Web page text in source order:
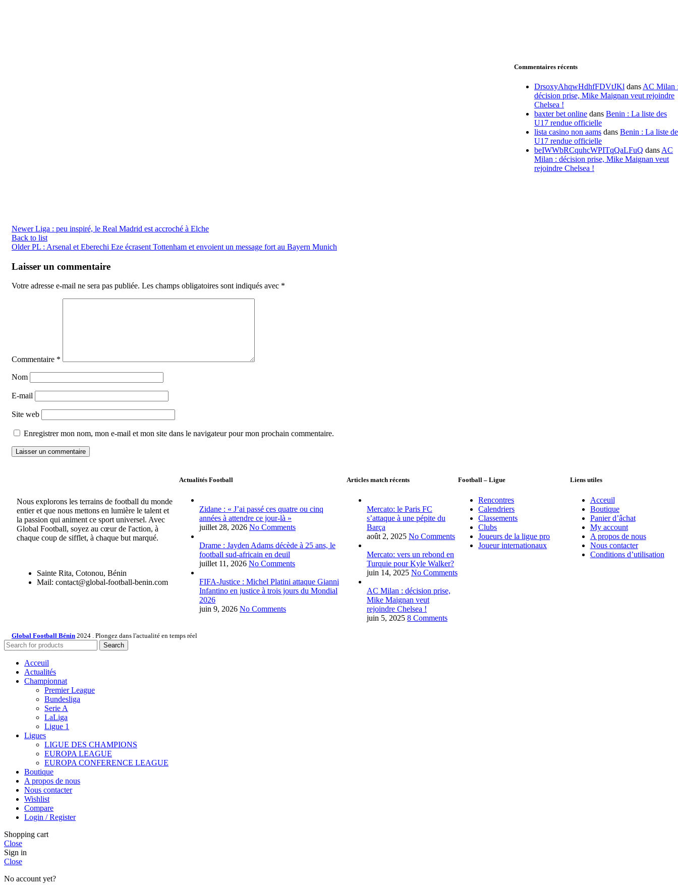
Newer Liga : peu inspiré, le Real Madrid est accroché à Elche
Back to list
Older PL : Arsenal et Eberechi Eze écrasent Tottenham et envoient un message fort au Bayern Munich
Laisser un commentaire
Votre adresse e-mail ne sera pas publiée. Les champs obligatoires sont indiqués avec *
Commentaire *
Nom
E-mail
Site web
Enregistrer mon nom, mon e-mail et mon site dans le navigateur pour mon prochain commentaire.
Commentaires récents
DrsoxyAhqwHdhfFDVtJKl dans AC Milan
décision prise, Mike Maignan veut rejoindre
Chelsea !
baxter bet online dans Benin : La liste des
U17 rendue officielle
lista casino non aams dans Benin : La liste
U17 rendue officielle
beIWWbRCquhcWPITqQaLFuQ dans AC
Milan : décision prise, Mike Maignan veut
rejoindre Chelsea !
Nous explorons les terrains de football du monde
entier et que nous mettons en lumière le talent et
la passion qui animent ce sport universel. Avec
Global Football, soyez au cœur de l'action, à
chaque coup de sifflet, à chaque but marqué.
Sainte Rita, Cotonou, Bénin
Mail: contact@global-football-benin.com
Actualités Football
Zidane : « J’ai passé ces quatre ou cinq
années à attendre ce jour-là »
juillet 28, 2026 No Comments
Drame : Jayden Adams décède à 25 ans, le
football sud-africain en deuil
juillet 11, 2026 No Comments
FIFA-Justice : Michel Platini attaque Gianni
Infantino en justice à trois jours du Mondial
2026
juin 9, 2026 No Comments
Articles match récents
Mercato: le Paris FC
s’attaque à une pépite du
Barça
août 2, 2025 No Comments
Mercato: vers un rebond en
Turquie pour Kyle Walker?
juin 14, 2025 No Comments
AC Milan : décision prise,
Mike Maignan veut
rejoindre Chelsea !
juin 5, 2025 8 Comments
Football – Ligue
Rencontres
Calendriers
Classements
Clubs
Joueurs de la ligue pro
Joueur internationaux
Liens utiles
Acceuil
Boutique
Panier d’âchat
My account
A propos de nous
Nous contacter
Conditions d’utilisation
Global Football Bénin 2024 . Plongez dans l'actualité en temps réel
Search
Acceuil
Actualités
Championnat
Premier League
Bundesliga
Serie A
LaLiga
Ligue 1
Ligues
LIGUE DES CHAMPIONS
EUROPA LEAGUE
EUROPA CONFERENCE LEAGUE
Boutique
A propos de nous
Nous contacter
Wishlist
Compare
Login / Register
Shopping cart
Close
Sign in
Close
No account yet?